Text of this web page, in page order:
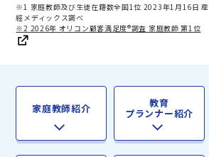
※1 家庭教師及び生徒在籍数全国1位 2023年1月16日 産
經メディックス調べ
※2 2026年 オリコン顧客満足度®調査 家庭教師 第1位
家庭教師紹介 教育
プランナー紹介